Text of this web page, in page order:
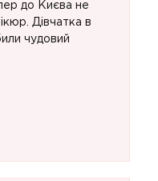
до Києва не
Дівчатка в
чудовий